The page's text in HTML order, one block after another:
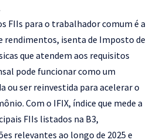
FIIs para o trabalhador comum é a
rendimentos, isenta de Imposto de
que atendem aos requisitos
pode funcionar como um
ou ser reinvestida para acelerar o
Com o IFIX, índice que mede a
FIIs listados na B3,
relevantes ao longo de 2025 e